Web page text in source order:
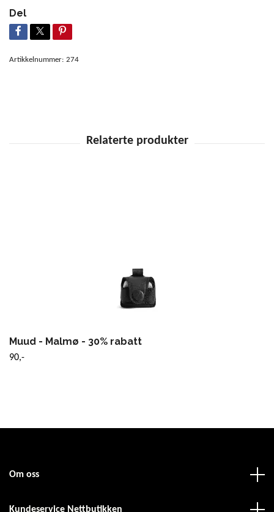
Del
Artikkelnummer: 274
Muud - Malmø - 30% rabatt
90,-
Om oss
Kundeservice Nettbutikken